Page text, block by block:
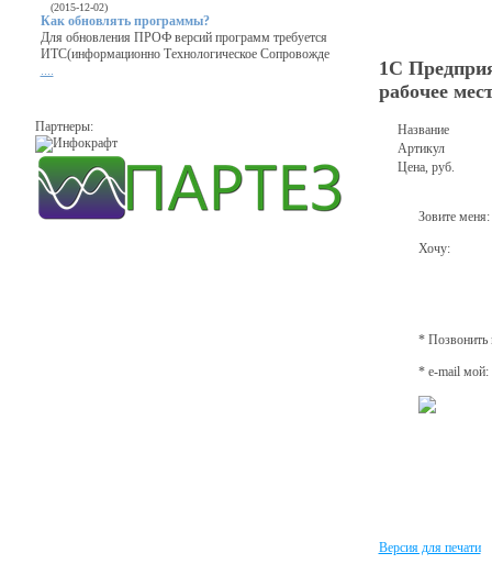
(2015-12-02)
Как обновлять программы?
Для обновления ПРОФ версий программ требуется
ИТС(информационно Технологическое Сопровожде
....
Партнеры:
1C
рабочее
Название
Артикул
Цена, руб.
Зовите меня:
Хочу:
* Позвонить
* e-mail мой:
Версия для печати